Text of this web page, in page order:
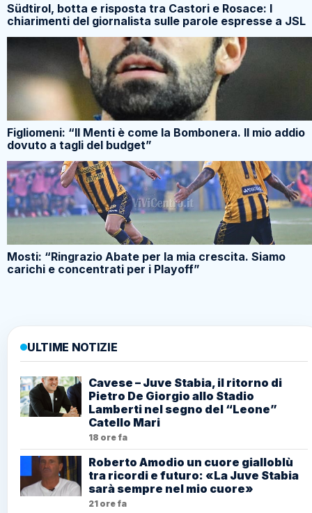
Südtirol, botta e risposta tra Castori e Rosace: I
chiarimenti del giornalista sulle parole espresse a JSL
Figliomeni: “Il Menti è come la Bombonera. Il mio addio
dovuto a tagli del budget”
Mosti: “Ringrazio Abate per la mia crescita. Siamo
carichi e concentrati per i Playoff”
ULTIME NOTIZIE
Cavese – Juve Stabia, il ritorno di
Pietro De Giorgio allo Stadio
Lamberti nel segno del “Leone”
Catello Mari
18 ore fa
Roberto Amodio un cuore gialloblù
tra ricordi e futuro: «La Juve Stabia
sarà sempre nel mio cuore»
21 ore fa